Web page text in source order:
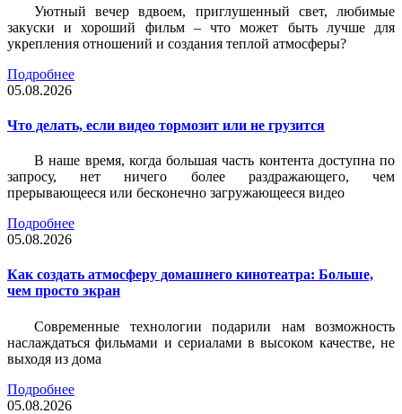
Уютный вечер вдвоем, приглушенный свет, любимые
закуски и хороший фильм – что может быть лучше для
укрепления отношений и создания теплой атмосферы?
Подробнее
05.08.2026
Что делать, если видео тормозит или не грузится
В наше время, когда большая часть контента доступна по
запросу, нет ничего более раздражающего, чем
прерывающееся или бесконечно загружающееся видео
Подробнее
05.08.2026
Как создать атмосферу домашнего кинотеатра: Больше,
чем просто экран
Современные технологии подарили нам возможность
наслаждаться фильмами и сериалами в высоком качестве, не
выходя из дома
Подробнее
05.08.2026